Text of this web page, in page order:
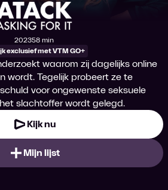
Productiejaar
2023
Tijdsduur
58 min
exclusief met VTM GO+
waarom zij dagelijks online
wordt. Tegelijk probeert ze te
voor ongewenste seksuele
slachtoffer wordt gelegd.
Kijk nu
Mijn lijst